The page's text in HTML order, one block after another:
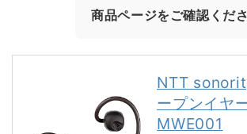
商品ページをご確認くだ
NTT
ープンイヤ
MWE001